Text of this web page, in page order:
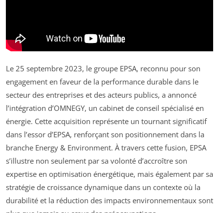
Le 25 septembre 2023, le groupe EPSA, reconnu pour son
engagement en faveur de la performance durable dans le
secteur des entreprises et des acteurs publics, a annoncé
l’intégration d’OMNEGY, un cabinet de conseil spécialisé en
énergie. Cette acquisition représente un tournant significatif
dans l’essor d’EPSA, renforçant son positionnement dans la
branche Energy & Environment. À travers cette fusion, EPSA
s’illustre non seulement par sa volonté d’accroître son
expertise en optimisation énergétique, mais également par sa
stratégie de croissance dynamique dans un contexte où la
durabilité et la réduction des impacts environnementaux sont